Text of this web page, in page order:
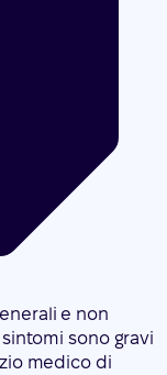
e non
sono gravi
medico di